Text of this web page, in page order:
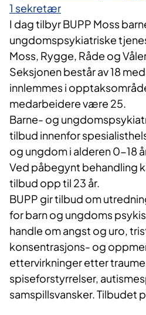
1 sekretær
I dag tilbyr BUPP Moss
ungdomspsykiatriske
Moss, Rygge, Råde og
Seksjonen består av 18
innlemmes i
medarbeidere være 25.
Barne- og
tilbud innenfor
og ungdom i alderen 0-18
Ved påbegynt behandling
tilbud opp til 23 år.
BUPP gir tilbud om
for barn og ungdoms
handle om angst og uro,
konsentrasjons- og
ettervirkninger etter
spiseforstyrrelser,
samspillsvansker. Tilbudet